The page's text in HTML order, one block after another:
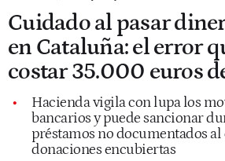
Cuidado al pasar
en Cataluña: el error
costar 35.000 euros
Hacienda vigila con lupa los
bancarios y puede sancionar
préstamos no documentados
donaciones encubiertas